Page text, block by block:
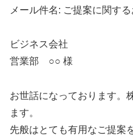
メール件名: ご提案に関す
ビジネス会社
営業部 ○○ 様
お世話になっております。
ます。
先般はとても有用なご提案